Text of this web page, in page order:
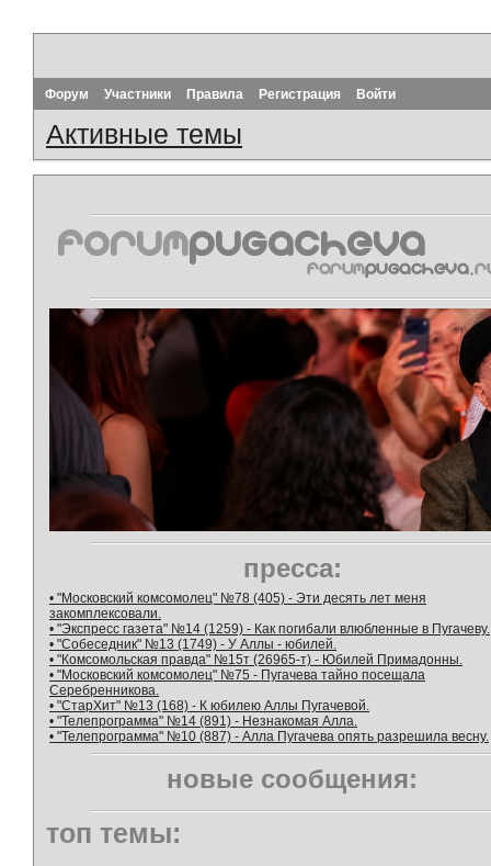
Форум Участники Правила Регистрация Войти
Активные темы
пресса:
• "Московский комсомолец" №78 (405) - Эти десять лет меня
закомплексовали.
• "Экспресс газета" №14 (1259) - Как погибали влюбленные в Пугачеву.
• "Собеседник" №13 (1749) - У Аллы - юбилей.
• "Комсомольская правда" №15т (26965-т) - Юбилей Примадонны.
• "Московский комсомолец" №75 - Пугачева тайно посещала
Серебренникова.
• "СтарХит" №13 (168) - К юбилею Аллы Пугачевой.
• "Телепрограмма" №14 (891) - Незнакомая Алла.
• "Телепрограмма" №10 (887) - Алла Пугачева опять разрешила весну.
новые сообщения:
топ темы: